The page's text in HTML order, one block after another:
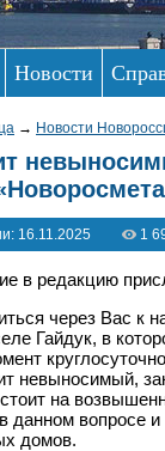
Новости
→ Новости
16.11.2025 1
в редакцию
через Вас к
Гайдук, в
невыносимый,
на
данном вопросе
домов.